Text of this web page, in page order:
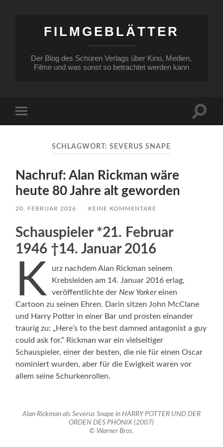
FILMGEBLÄTTER
Der Blog des Schüren Verlags über Kino, Medien,
Filme und was sonst so betrachtet werden kann
Menü
SCHLAGWORT:SEVERUS SNAPE
Nachruf: Alan Rickman wäre
heute 80 Jahre alt geworden
20. FEBRUAR 2026 / KEINE KOMMENTARE
Schauspieler *21. Februar
1946 †14. Januar 2016
K
urz nachdem Alan Rickman seinem
Krebsleiden am 14. Januar 2016 erlag,
veröffentlichte der New Yorkereinen
Cartoon zu seinen Ehren. Darin sitzen John McClane
und Harry Potter in einer Bar und prosten einander
traurig zu: „Here’s to the best damned antagonist a guy
could ask for.“ Rickman war ein vielseitiger
Schauspieler, einer der besten, die nie für einen Oscar
nominiert wurden, aber für die Ewigkeit waren vor
allem seine Schurkenrollen.
Alan Rickman als Severus Snape in HARRY POTTER UND DER
ORDEN DES PHÖNIX (2007)
© Warner Bros.